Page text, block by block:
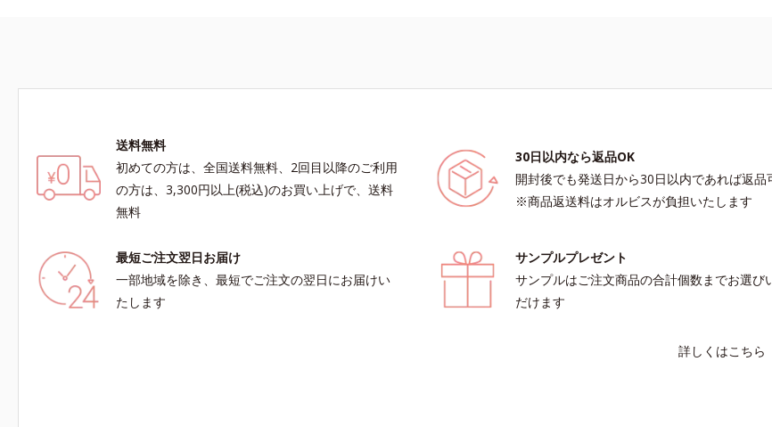
がおきないというわけではありません）*1 ニキ
します。
送料無料
初めての方は、全国送料無料、2回目以降のご利用
の方は、3,300円以上(税込)のお買い上げで、送料
無料
30日以内なら返品OK
開封後でも発送日から30日以内であれば返品
※商品返送料はオルビスが負担いたします
最短ご注文翌日お届け
一部地域を除き、最短でご注文の翌日にお届けい
たします
サンプルプレゼント
サンプルはご注文商品の合計個数までお選び
だけます
詳しくはこちら